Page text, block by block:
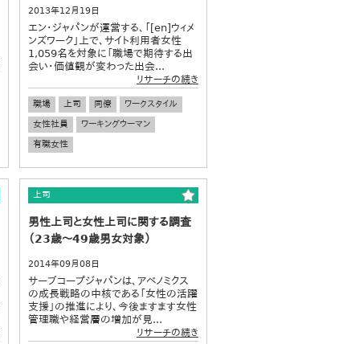
2013年12月19日
エン・ジャパンが運営する、「[en]ウィメ
ンズワーク」上で、サイト利用者女性
1,059名を対象に「職場で期待する出
会い・価値観が変わった出会...
リサーチの続き
職場 上司 同僚
ワークスタイル
女性社員
ワーキングウーマン
有職女性
上司
男性上司と女性上司に関する調査
（23歳～49歳男女対象）
2014年09月08日
サーブコープジャパンは、アベノミクス
の成長戦略の中核である「女性の活躍
支援」の推進により、今後ますます女性
管理職や経営層の増加が見...
リサーチの続き